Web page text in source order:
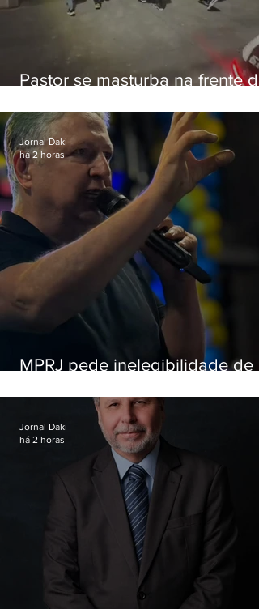
Pastor se masturba na frente de
MPRJ pede inelegibilidade de
Jornal Daki
há 2 horas
Jornal Daki
há 2 horas